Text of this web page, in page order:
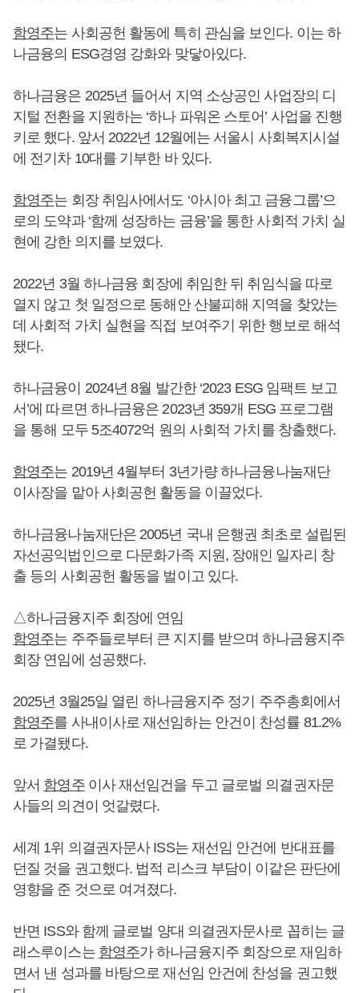
함영주는 사회공헌 활동에 특히 관심을 보인다. 이는 하
나금융의 ESG경영 강화와 맞닿아있다.
하나금융은 2025년 들어서 지역 소상공인 사업장의 디
지털 전환을 지원하는 ‘하나 파워온 스토어’ 사업을 진행
키로 했다. 앞서 2022년 12월에는 서울시 사회복지시설
에 전기차 10대를 기부한 바 있다.
함영주는 회장 취임사에서도 ‘아시아 최고 금융그룹’으
로의 도약과 ‘함께 성장하는 금융’을 통한 사회적 가치 실
현에 강한 의지를 보였다.
2022년 3월 하나금융 회장에 취임한 뒤 취임식을 따로
열지 않고 첫 일정으로 동해안 산불피해 지역을 찾았는
데 사회적 가치 실현을 직접 보여주기 위한 행보로 해석
됐다.
하나금융이 2024년 8월 발간한 ‘2023 ESG 임팩트 보고
서’에 따르면 하나금융은 2023년 359개 ESG 프로그램
을 통해 모두 5조4072억 원의 사회적 가치를 창출했다.
함영주는 2019년 4월부터 3년가량 하나금융나눔재단
이사장을 맡아 사회공헌 활동을 이끌었다.
하나금융나눔재단은 2005년 국내 은행권 최초로 설립된
자선공익법인으로 다문화가족 지원, 장애인 일자리 창
출 등의 사회공헌 활동을 벌이고 있다.
△하나금융지주 회장에 연임
함영주는 주주들로부터 큰 지지를 받으며 하나금융지주
회장 연임에 성공했다.
2025년 3월25일 열린 하나금융지주 정기 주주총회에서
함영주를 사내이사로 재선임하는 안건이 찬성률 81.2%
로 가결됐다.
앞서 함영주이사 재선임건을 두고 글로벌 의결권자문
사들의 의견이 엇갈렸다.
세계 1위 의결권자문사 ISS는 재선임 안건에 반대표를
던질 것을 권고했다. 법적 리스크 부담이 이같은 판단에
영향을 준 것으로 여겨졌다.
반면 ISS와 함께 글로벌 양대 의결권자문사로 꼽히는 글
래스루이스는 함영주가 하나금융지주 회장으로 재임하
면서 낸 성과를 바탕으로 재선임 안건에 찬성을 권고했